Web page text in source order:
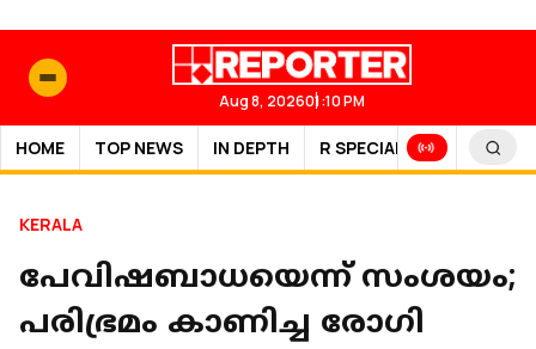
Aug 8, 202601:10 PM
HOME TOP NEWS IN DEPTH R SPECIAL SPORTS
KERALA
പേവിഷബാധയെന്ന് സംശയം;
പരിഭ്രമം കാണിച്ച രോഗി